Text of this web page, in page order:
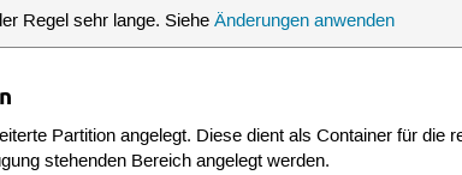
Regel sehr lange. SieheÄnderungen anwenden
Partition angelegt. Diese dient als Container für die
stehenden Bereich angelegt werden.